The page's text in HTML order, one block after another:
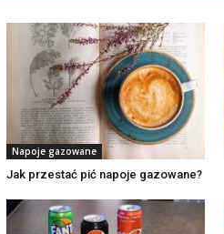
Napoje gazowane
Jak przestać pić napoje gazowane?